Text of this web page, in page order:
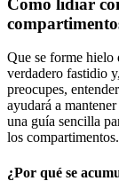
Que se forme hielo
verdadero fastidio
preocupes,
ayudará a
una guía sencilla
los compartimentos.
¿Por qué se